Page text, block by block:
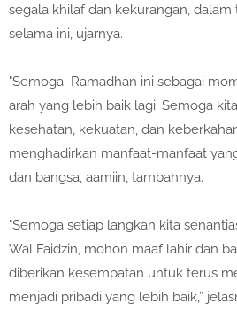
segala khilaf dan kekurangan,
selama ini, ujarnya.
"Semoga Ramadhan ini sebagai
arah yang lebih baik lagi. Semoga
kesehatan, kekuatan, dan
menghadirkan manfaat-manfaat
dan bangsa, aamiin, tambahnya.
"Semoga setiap langkah kita
Wal Faidzin, mohon maaf lahir dan
diberikan kesempatan untuk terus
menjadi pribadi yang lebih baik,”